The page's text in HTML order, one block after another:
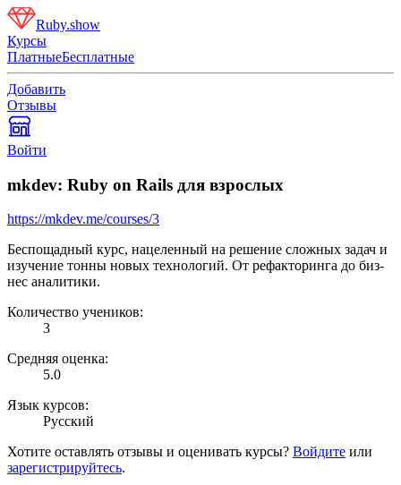
Ruby.show
Курсы
ПлатныеБесплатные
Добавить
Отзывы
Войти
mkdev: Ruby on Rails для взрослых
https://mkdev.me/courses/3
Бес­по­щад­ный курс, на­це­лен­ный на ре­ше­ние слож­ных за­дач и
изу­че­ние тон­ны но­вых тех­но­ло­гий. От ре­фак­то­рин­га до биз­
нес ана­ли­ти­ки.
Количество учеников:
3
Средняя оценка:
5.0
Язык курсов:
Русский
Хотите оставлять отзывы и оценивать курсы? Войдите или
зарегистрируйтесь.